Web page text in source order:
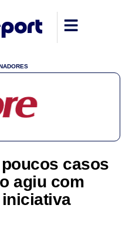
casos
agiu com